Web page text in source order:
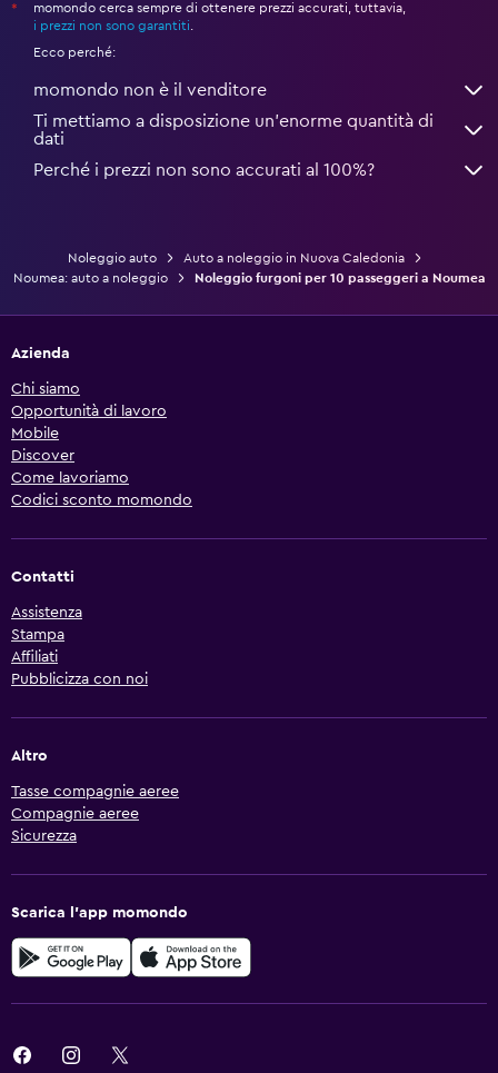
*
momondo cerca sempre di ottenere prezzi accurati, tuttavia,
i prezzi non sono garantiti.
Ecco perché:
momondo non è il venditore
Ti mettiamo a disposizione un’enorme quantità di
dati
Perché i prezzi non sono accurati al 100%?
Noleggio auto
Auto a noleggio in Nuova Caledonia
Noumea: auto a noleggio
Noleggio furgoni per 10 passeggeri a Noumea
Azienda
Chi siamo
Opportunità di lavoro
Mobile
Discover
Come lavoriamo
Codici sconto momondo
Contatti
Assistenza
Stampa
Affiliati
Pubblicizza con noi
Altro
Tasse compagnie aeree
Compagnie aeree
Sicurezza
Scarica l'app momondo